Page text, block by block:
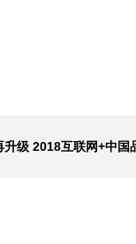
升级 2018互联网+中